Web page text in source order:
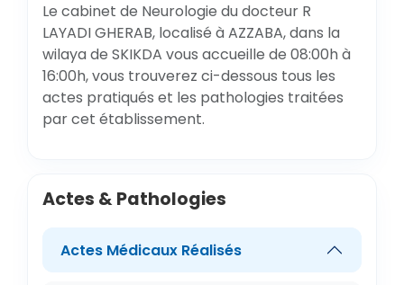
Le cabinet de Neurologie du docteur R
LAYADI GHERAB, localisé à AZZABA, dans la
wilaya de SKIKDA vous accueille de 08:00h à
16:00h, vous trouverez ci-dessous tous les
actes pratiqués et les pathologies traitées
par cet établissement.
Actes & Pathologies
Actes Médicaux Réalisés